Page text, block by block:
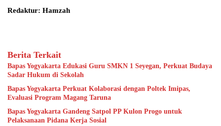
Redaktur: Hamzah
Berita Terkait
Bapas Yogyakarta Edukasi Guru SMKN 1 Seyegan, Perkuat Budaya
Sadar Hukum di Sekolah
Bapas Yogyakarta Perkuat Kolaborasi dengan Poltek Imipas,
Evaluasi Program Magang Taruna
Bapas Yogyakarta Gandeng Satpol PP Kulon Progo untuk
Pelaksanaan Pidana Kerja Sosial